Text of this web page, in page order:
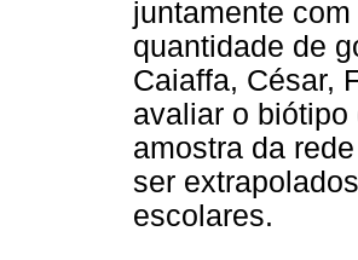
juntamente
quantidade de
Caiaffa, César,
avaliar o
amostra da
ser
escolares.